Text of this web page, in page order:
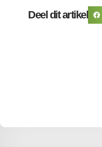
Deel dit artikel